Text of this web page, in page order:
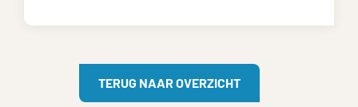
TERUG NAAR OVERZICHT